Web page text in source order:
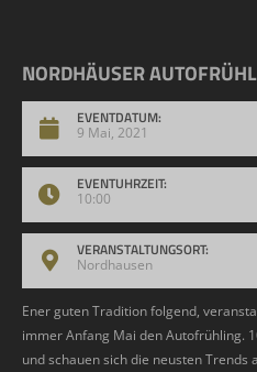
NORDHÄUSER
EVENTDATUM:
9 Mai, 2021
EVENTUHRZEIT:
10:00
VERANSTALTUNGSORT:
Nordhausen
Ener guten Tradition folgend,
immer Anfang Mai den Autofrühling.
und schauen sich die neusten Trends